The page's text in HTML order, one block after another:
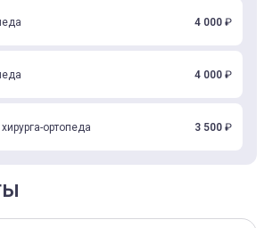
4 000 ₽
4 000 ₽
ортопеда 3 500 ₽